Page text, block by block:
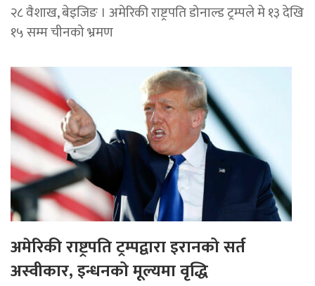
२८ वैशाख, बेइजिङ । अमेरिकी राष्ट्रपति डोनाल्ड ट्रम्पले मे १३ देखि
१५ सम्म चीनको भ्रमण
अमेरिकी राष्ट्रपति ट्रम्पद्वारा इरानको सर्त
अस्वीकार, इन्धनको मूल्यमा वृद्धि